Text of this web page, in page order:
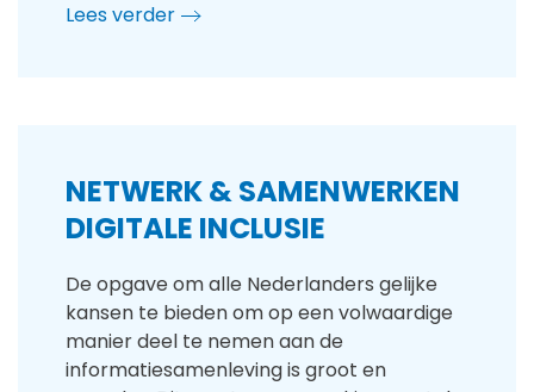
Lees verder
NETWERK & SAMENWERKEN
DIGITALE INCLUSIE
De opgave om alle Nederlanders gelijke
kansen te bieden om op een volwaardige
manier deel te nemen aan de
informatiesamenleving is groot en